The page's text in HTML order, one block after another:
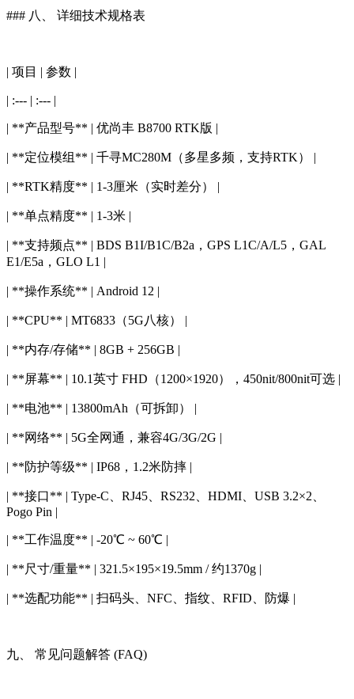
### 八、 详细技术规格表
| 项目 | 参数 |
| :--- | :--- |
| **产品型号** | 优尚丰 B8700 RTK版 |
| **定位模组** | 千寻MC280M（多星多频，支持RTK） |
| **RTK精度** | 1-3厘米（实时差分） |
| **单点精度** | 1-3米 |
| **支持频点** | BDS B1I/B1C/B2a，GPS L1C/A/L5，GAL
E1/E5a，GLO L1 |
| **操作系统** | Android 12 |
| **CPU** | MT6833（5G八核） |
| **内存/存储** | 8GB + 256GB |
| **屏幕** | 10.1英寸 FHD（1200×1920），450nit/800nit可选 |
| **电池** | 13800mAh（可拆卸） |
| **网络** | 5G全网通，兼容4G/3G/2G |
| **防护等级** | IP68，1.2米防摔 |
| **接口** | Type-C、RJ45、RS232、HDMI、USB 3.2×2、
Pogo Pin |
| **工作温度** | -20℃ ~ 60℃ |
| **尺寸/重量** | 321.5×195×19.5mm / 约1370g |
| **选配功能** | 扫码头、NFC、指纹、RFID、防爆 |
九、 常见问题解答 (FAQ)